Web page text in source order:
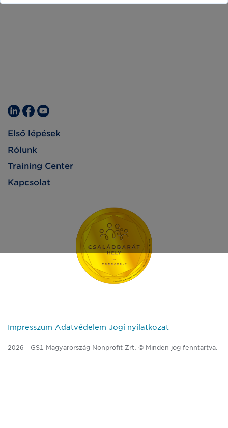
Első lépések
Rólunk
Training Center
Kapcsolat
Impresszum Adatvédelem Jogi nyilatkozat
2026 - GS1 Magyarország Nonprofit Zrt. © Minden jog fenntartva.